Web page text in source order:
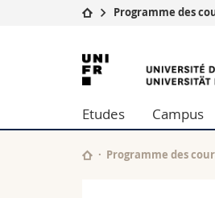
Université
Recherche
Université
Formation continue
Programme des
Université
de
Fribourg
Etudes Campus
Programme des